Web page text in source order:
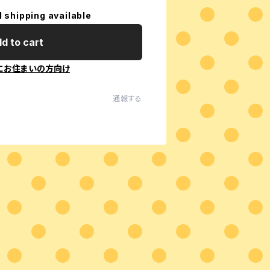
shipping available
to cart
お住まいの方向け
通報する